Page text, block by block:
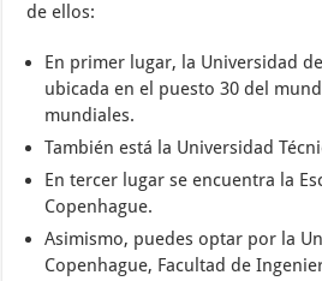
de ellos:
En primer lugar, la Universidad
ubicada en el puesto 30 del
mundiales.
También está la Universidad
En tercer lugar se encuentra la
Copenhague.
Asimismo, puedes optar por la
Copenhague, Facultad de